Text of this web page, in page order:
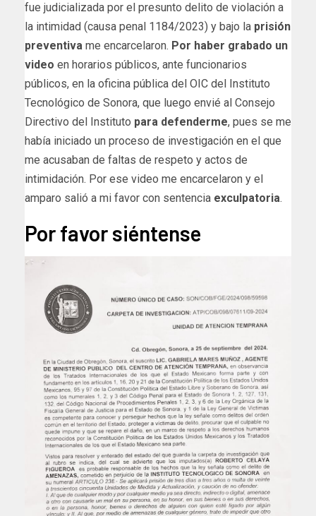
fue judicializada por el presunto delito de violación a
la intimidad (causa penal 1184/2023) y bajo la prisión
preventiva me encarcelaron. Por haber grabado un
video en horarios públicos, ante funcionarios
públicos, en la oficina pública del OIC del Instituto
Tecnológico de Sonora, que luego envié al Consejo
Directivo del Instituto para defenderme, pues se me
había iniciado un proceso de investigación en el que
me acusaban de faltas de respeto y actos de
intimidación. Por ese video me encarcelaron y el
amparo salió a mi favor con sentencia exculpatoria.
Por favor siéntense